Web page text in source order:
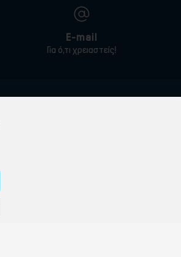
E-mail
Για ό,τι χρειαστείς!